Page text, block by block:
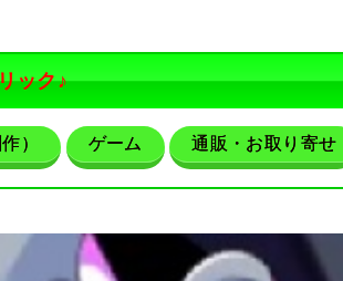
ック♪
） ゲーム 通販・お取り寄せ